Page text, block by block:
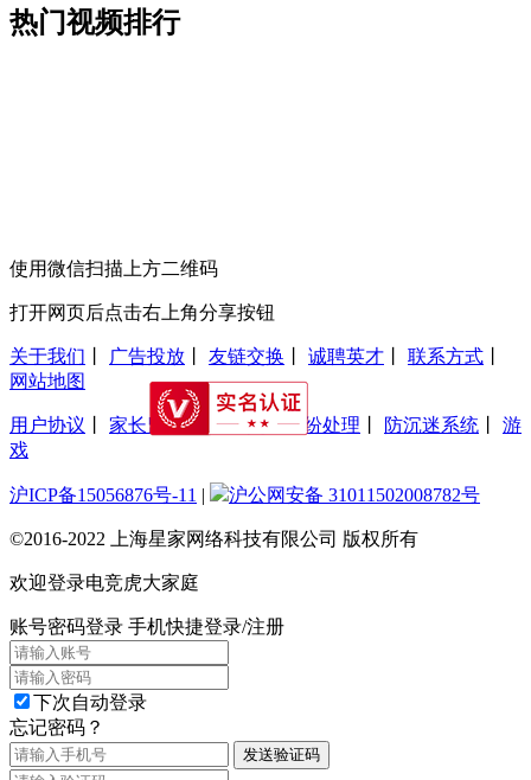
热门视频排行
使用微信扫描上方二维码
打开网页后点击右上角分享按钮
关于我们 广告投放 友链交换 诚聘英才 联系方式
网站地图
用户协议 家长监护工程丨 交易纠纷处理 防沉迷系统
游
戏
沪ICP备15056876号-11 | 沪公网安备 31011502008782号
©2016-2022 上海星家网络科技有限公司 版权所有
欢迎登录电竞虎大家庭
账号密码登录 手机快捷登录/注册
下次自动登录
忘记密码？
发送验证码